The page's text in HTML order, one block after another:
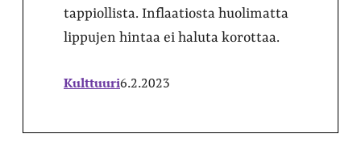
tappiollista. Inflaatiosta huolimatta
lippujen hintaa ei haluta korottaa.
Kulttuuri6.2.2023